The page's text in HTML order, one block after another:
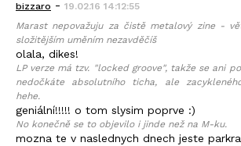
bizzaro - 19.02.16 14:12:55
Marast nepovažuju za čistě metalový zine -
složitějším uměním nezavděčíš
olala, dikes!
LP verze má tzv. "locked groove", takže se ani
nedočkáte absolutního ticha, ale
hehe.
geniální!!!!! o tom slysim poprve :)
No konečně se to objevilo i jinde než na M-ku.
mozna te v naslednych dnech jeste